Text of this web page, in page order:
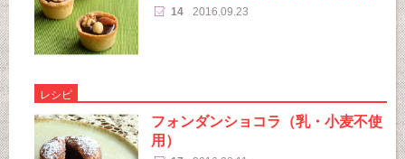
14 2016.09.23
レシピ
フォンダンショコラ（乳・小麦不使
用）